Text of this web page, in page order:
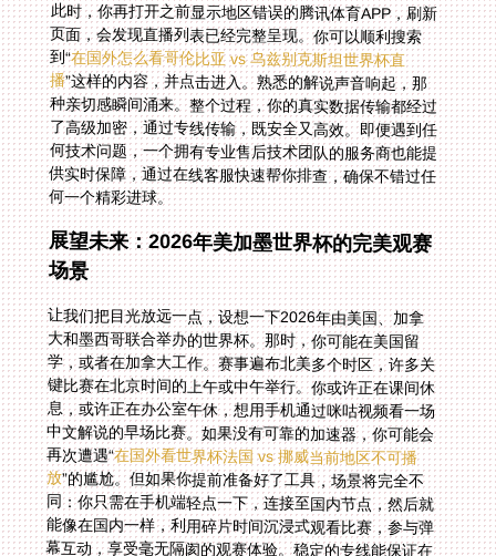
此时，你再打开之前显示地区错误的腾讯体育APP，刷新
页面，会发现直播列表已经完整呈现。你可以顺利搜索
到“在国外怎么看哥伦比亚 vs 乌兹别克斯坦世界杯直
播”这样的内容，并点击进入。熟悉的解说声音响起，那
种亲切感瞬间涌来。整个过程，你的真实数据传输都经过
了高级加密，通过专线传输，既安全又高效。即便遇到任
何技术问题，一个拥有专业售后技术团队的服务商也能提
供实时保障，通过在线客服快速帮你排查，确保不错过任
何一个精彩进球。
展望未来：2026年美加墨世界杯的完美观赛
场景
让我们把目光放远一点，设想一下2026年由美国、加拿
大和墨西哥联合举办的世界杯。那时，你可能在美国留
学，或者在加拿大工作。赛事遍布北美多个时区，许多关
键比赛在北京时间的上午或中午举行。你或许正在课间休
息，或许正在办公室午休，想用手机通过咪咕视频看一场
中文解说的早场比赛。如果没有可靠的加速器，你可能会
再次遭遇“在国外看世界杯法国 vs 挪威当前地区不可播
放”的尴尬。但如果你提前准备好了工具，场景将完全不
同：你只需在手机端轻点一下，连接至国内节点，然后就
能像在国内一样，利用碎片时间沉浸式观看比赛，参与弹
幕互动，享受毫无隔阂的观赛体验。稳定的专线能保证在
北美网络高峰时段也不卡顿，让你安心欣赏每一个战术细